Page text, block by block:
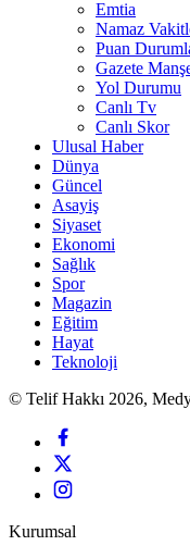
Emtia
Namaz
Puan
Gazete
Yol Durumu
Canlı Tv
Canlı Skor
Ulusal Haber
Dünya
Güncel
Asayiş
Siyaset
Ekonomi
Sağlık
Spor
Magazin
Eğitim
Hayat
Teknoloji
© Telif Hakkı 2026,
Kurumsal